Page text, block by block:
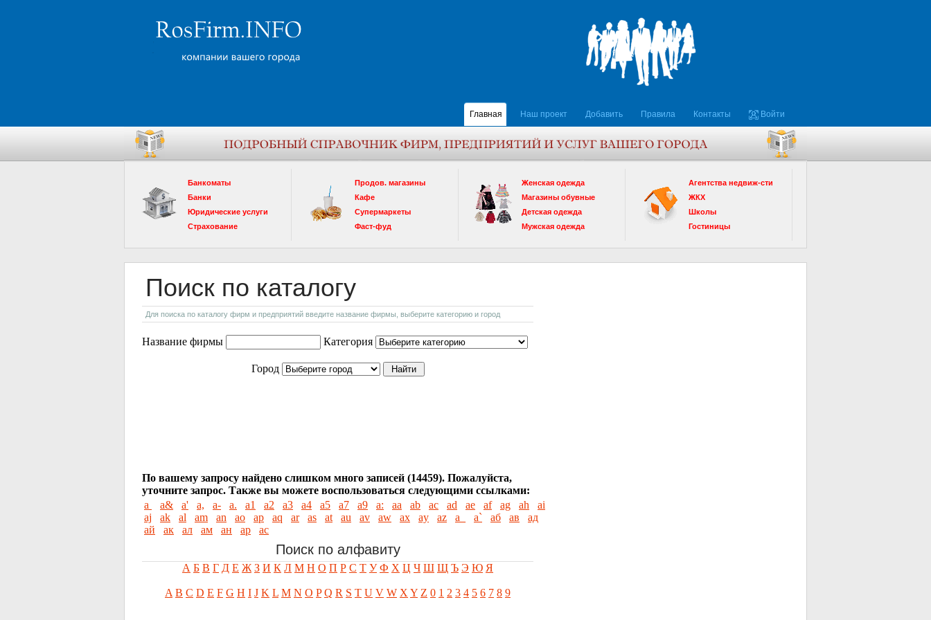
Главная Наш проект Добавить Правила Контакты Войти
Банкоматы
Банки
Юридические услуги
Страхование
Продов. магазины
Кафе
Супермаркеты
Фаст-фуд
Женская одежда
Магазины обувные
Детская одежда
Мужская одежда
Агентства недвиж-сти
ЖКХ
Школы
Гостиницы
Поиск по каталогу
Для поиска по каталогу фирм и предприятий введите название фирмы, выберите категорию и город
Название фирмы Категория
Город
По вашему запросу найдено слишком много записей (14459). Пожалуйста,
уточните запрос. Также вы можете воспользоваться следующими ссылками:
a
a& a' a, a- a. a1 a2 a3 a4 a5 a7 a9 a: aa ab ac ad ae af ag ah
ai
aj
ak al am an ao ap aq ar as at au av aw ax ay az a_ a` aб aв
aд
aй
aк aл aм aн aр aс
Поиск по алфавиту
А Б В Г Д Е Ж З И К Л М Н О П Р С Т У Ф Х Ц Ч Ш Щ Ъ Э Ю Я
A B C D E F G H I J K L M N O P Q R S T U V W X Y Z 0 1 2 3 4 5 6 7 8 9